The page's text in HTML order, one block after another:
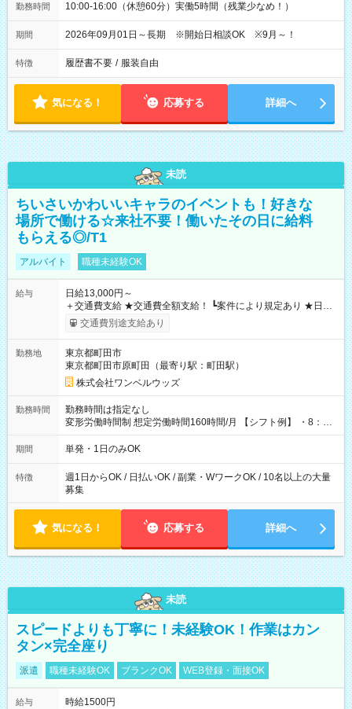
勤務時間 10:00-16:00（休憩60分）実働5時間（残業少なめ！）
期間 2026年09月01日～長期 ※開始日相談OK ※9月～！
特徴 履歴書不要 / 服装自由
気になる！ 応募する 詳細へ
未読
ちいさいかわいいキャラのイベントも！好きな
場所で働ける☆来社不要！働いたその日に給料
もらえる◎/T1
アルバイト 職種未経験OK
給与
日給13,000円～
＋交通費支給 ★交通費全額支給！ ┗案件により規定あり ★日払
いOK！（規定あり） ┗働いたその日に現金GET♪ お仕事後はコ
ンビニATMから 日払い分を引き落とせます！ 【試用期間】試
交通費別途支給あり
勤務地
東京都町田市
東京都町田市原町田（最寄り駅：町田駅）
株式会社ワンベルウッズ
勤務時間
勤務時間は指定なし
変形労働時間制 想定労働時間160時間/月 【シフト例】 ・8：00
～21：00
期間 単発・1日のみOK
特徴
週1日からOK / 日払いOK / 副業・WワークOK / 10名以上の大量
募集
気になる！ 応募する 詳細へ
未読
スピードよりも丁寧に！未経験OK！作業はカン
タン×完全座り
派遣 職種未経験OK ブランクOK WEB登録・面接OK
給与
時給1500円